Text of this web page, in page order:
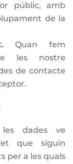
públic, amb
de la
Quan fem
les nostre
de contacte
dades ve
que siguin
per a les quals